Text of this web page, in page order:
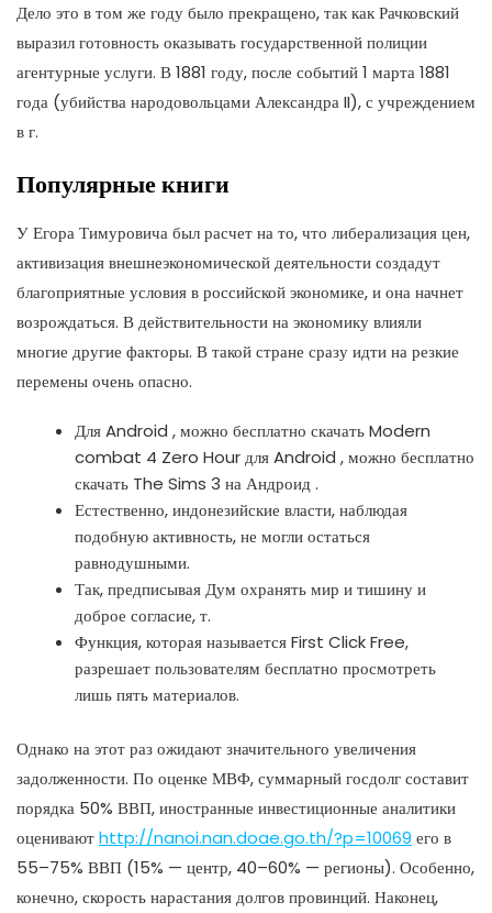
Дело это в том же году было прекращено, так как Рачковский
выразил готовность оказывать государственной полиции
агентурные услуги. В 1881 году, после событий 1 марта 1881
года (убийства народовольцами Александра II), с учреждением
в г.
Популярные книги
У Егора Тимуровича был расчет на то, что либерализация цен,
активизация внешнеэкономической деятельности создадут
благоприятные условия в российской экономике, и она начнет
возрождаться. В действительности на экономику влияли
многие другие факторы. В такой стране сразу идти на резкие
перемены очень опасно.
Для Android , можно бесплатно скачать Modern
combat 4 Zero Hour для Android , можно бесплатно
скачать The Sims 3 на Андроид .
Естественно, индонезийские власти, наблюдая
подобную активность, не могли остаться
равнодушными.
Так, предписывая Дум охранять мир и тишину и
доброе согласие, т.
Функция, которая называется First Click Free,
разрешает пользователям бесплатно просмотреть
лишь пять материалов.
Однако на этот раз ожидают значительного увеличения
задолженности. По оценке МВФ, суммарный госдолг составит
порядка 50% ВВП, иностранные инвестиционные аналитики
оцениваютhttp://nanoi.nan.doae.go.th/?p=10069 его в
55–75% ВВП (15% — центр, 40–60% — регионы). Особенно,
конечно, скорость нарастания долгов провинций. Наконец,